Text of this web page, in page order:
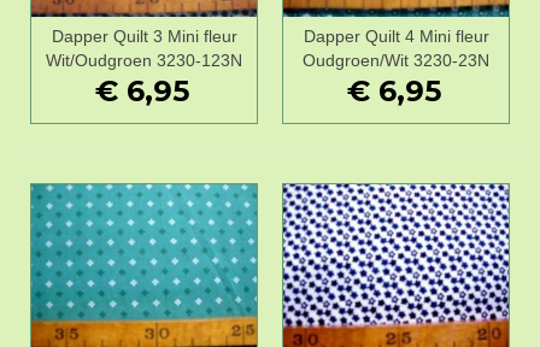
Dapper Quilt 3 Mini fleur
Wit/Oudgroen 3230-123N
€ 6,95
Dapper Quilt 4 Mini fleur
Oudgroen/Wit 3230-23N
€ 6,95